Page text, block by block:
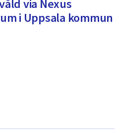
något
av
via Nexus
i Uppsala kommun